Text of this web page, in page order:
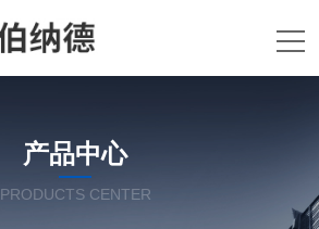
产品中心
PRODUCTS CENTER